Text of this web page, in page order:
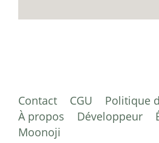
Contact CGU
Politique
À propos
Développeur
Moonoji